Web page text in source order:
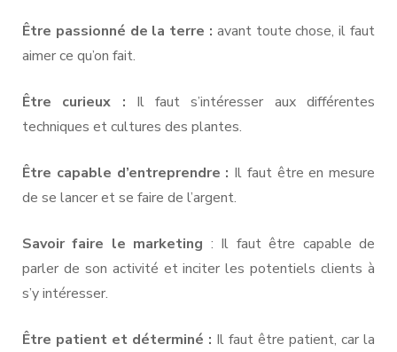
Être passionné de la terre : avant toute chose, il faut
aimer ce qu’on fait.
Être curieux : Il faut s’intéresser aux différentes
techniques et cultures des plantes.
Être capable d’entreprendre : Il faut être en mesure
de se lancer et se faire de l’argent.
Savoir faire le marketing : Il faut être capable de
parler de son activité et inciter les potentiels clients à
s’y intéresser.
Être patient et déterminé : Il faut être patient, car la